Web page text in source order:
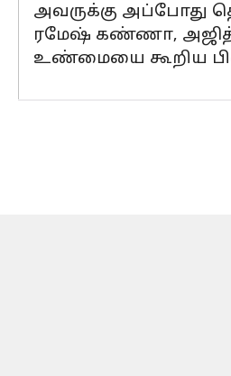
அவருக்கு அப்போது
ரமேஷ் கண்ணா,
உண்மையை கூறிய